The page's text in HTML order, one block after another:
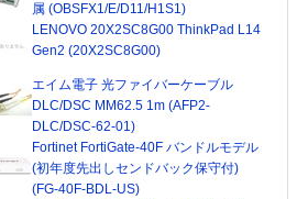
属 (OBSFX1/E/D11/H1S1)
LENOVO 20X2SC8G00 ThinkPad L14
Gen2 (20X2SC8G00)
エイム電子 光ファイバーケーブル
DLC/DSC MM62.5 1m (AFP2-
DLC/DSC-62-01)
Fortinet FortiGate-40F バンドルモデル
(初年度先出しセンドバック保守付)
(FG-40F-BDL-US)